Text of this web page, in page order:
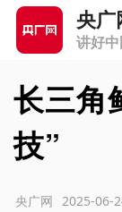
央广
讲好
长三角
技”
2025-06-
央广网